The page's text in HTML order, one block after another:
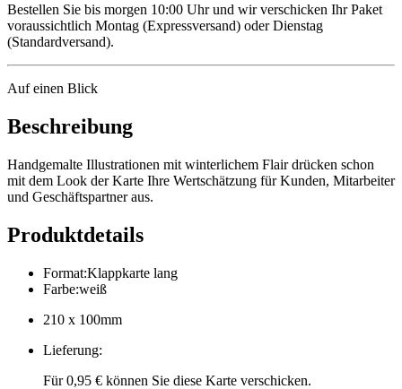
Bestellen Sie bis morgen 10:00 Uhr und wir verschicken Ihr Paket
voraussichtlich Montag (Expressversand) oder Dienstag
(Standardversand).
Auf einen Blick
Beschreibung
Handgemalte Illustrationen mit winterlichem Flair drücken schon
mit dem Look der Karte Ihre Wertschätzung für Kunden, Mitarbeiter
und Geschäftspartner aus.
Produktdetails
Format:Klappkarte lang
Farbe:weiß
210 x 100mm
Lieferung:
Für 0,95 € können Sie diese Karte verschicken.